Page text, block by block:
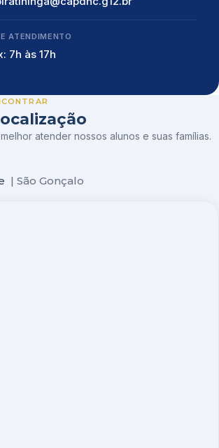
ATENDIMENTO
7h às 17h
atender nossos alunos e suas famílias.
| São Gonçalo